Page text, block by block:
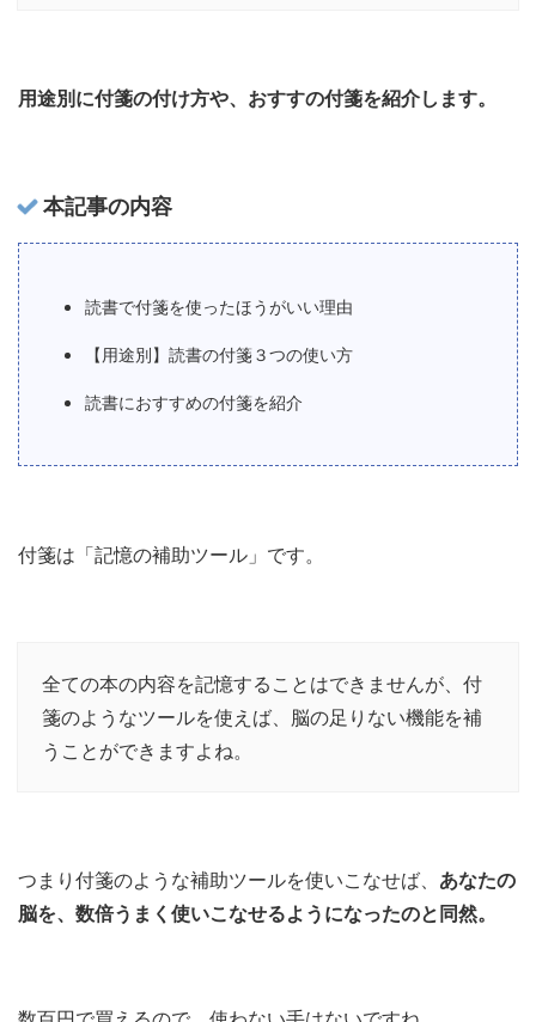
用途別に付箋の付け方や、おすすの付箋を紹介します。
本記事の内容
読書で付箋を使ったほうがいい理由
【用途別】読書の付箋３つの使い方
読書におすすめの付箋を紹介
付箋は「記憶の補助ツール」です。
全ての本の内容を記憶することはできませんが、付
箋のようなツールを使えば、脳の足りない機能を補
うことができますよね。
つまり付箋のような補助ツールを使いこなせば、 あなたの
脳を、数倍うまく使いこなせるようになったのと同然。